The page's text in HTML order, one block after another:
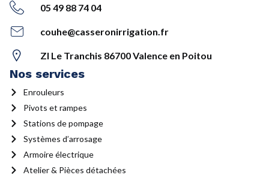
05 49 88 74 04
couhe@casseronirrigation.fr
ZI Le Tranchis 86700 Valence en Poitou
Nos services
Enrouleurs
Pivots et rampes
Stations de pompage
Systèmes d’arrosage
Armoire électrique
Atelier & Pièces détachées